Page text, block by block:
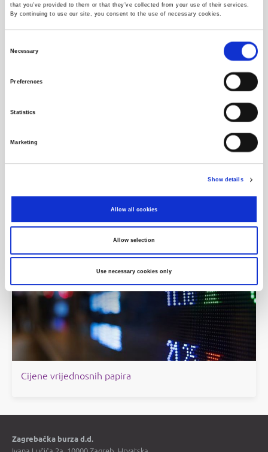
that you’ve provided to them or that they’ve collected from your use of their services.
By continuing to use our site, you consent to the use of necessary cookies.
Necessary
Preferences
Statistics
Marketing
Show details
Allow all cookies
Allow selection
Use necessary cookies only
80,00
1,00
60,00
50,00
10:28:13 25,00
Vrijednosnica
Cijene vrijednosnih papira
Zagrebačka burza d.d.